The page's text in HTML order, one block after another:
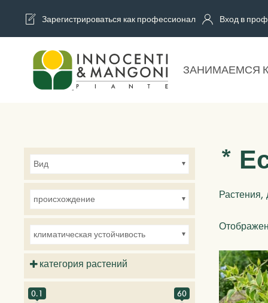
Skip to main content
Зарегистрироваться как профессионал Вход в
ЗАНИМАЕМСЯ
*
Растения,
Вид
происхождение
климатическая устойчивость
категория растений
0.1 60